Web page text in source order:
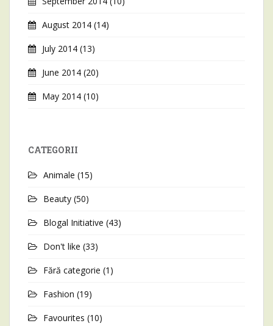
August 2014 (14)
July 2014 (13)
June 2014 (20)
May 2014 (10)
CATEGORII
Animale (15)
Beauty (50)
Blogal Initiative (43)
Don't like (33)
Fără categorie (1)
Fashion (19)
Favourites (10)